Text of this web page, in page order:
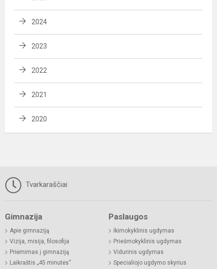
2024
2023
2022
2021
2020
Tvarkaraščiai
Gimnazija
Apie gimnaziją
Vizija, misija, filosofija
Priėmimas į gimnaziją
Laikraštis „45 minutės“
Paslaugos
Ikimokyklinis ugdymas
Priešmokyklinis ugdymas
Vidurinis ugdymas
Specialiojo ugdymo skyrius